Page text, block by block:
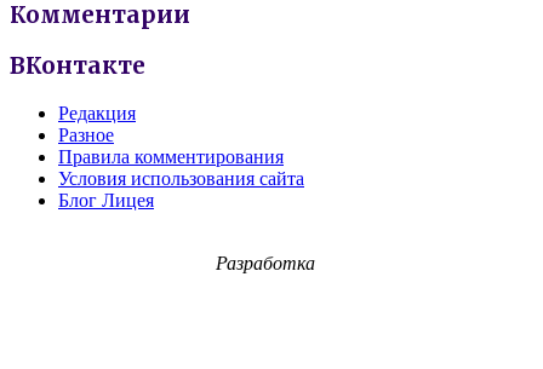
Комментарии
ВКонтакте
Редакция
Разное
Правила комментирования
Условия использования сайта
Блог Лицея
Разработка